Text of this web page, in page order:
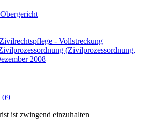
- Vollstreckung
(Zivilprozessordnung,
2008
09
ist zwingend einzuhalten